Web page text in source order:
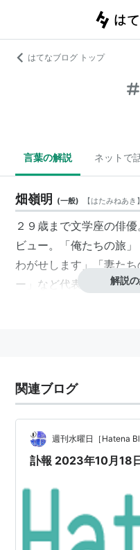
はてなブログ トップ
言葉の解説 ネットで
畑嶺明 (一般) 【はたみねあき 】
２９歳まで文学座の俳
ビュー。「俺たちの旅
わがせします」「妻た
ー」など代表作は多数。
解説
関連ブログ
週刊水曜日［Hatena
訃報 2023年10月18